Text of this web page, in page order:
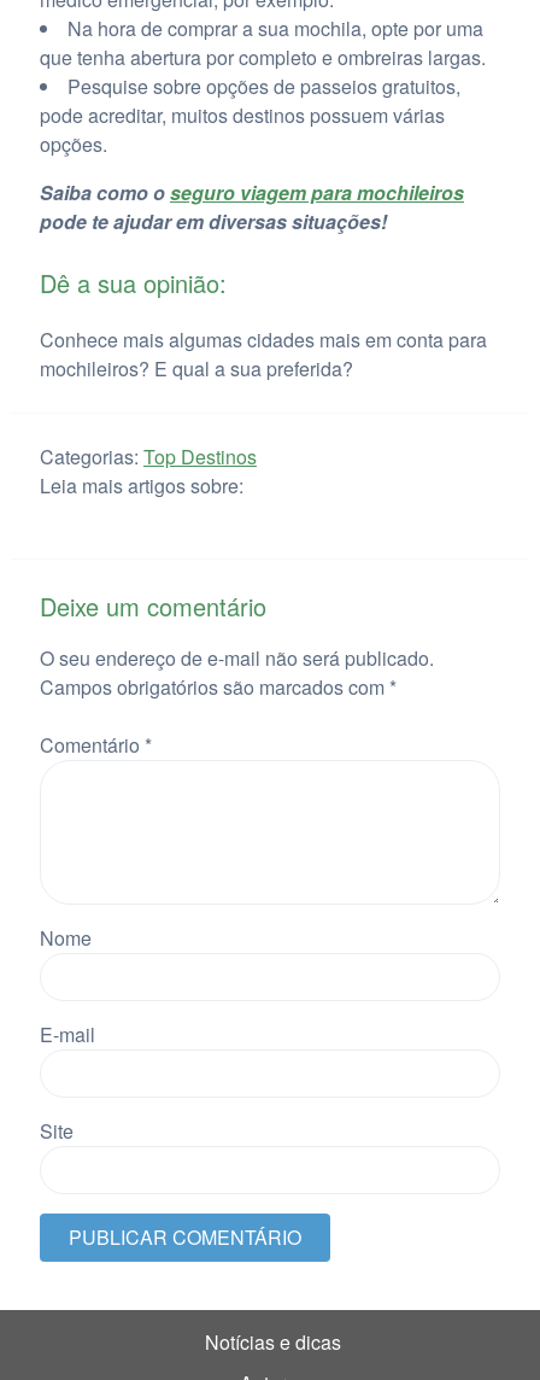
Na hora de comprar a sua mochila, opte por uma
que tenha abertura por completo e ombreiras largas.
Pesquise sobre opções de passeios gratuitos,
pode acreditar, muitos destinos possuem várias
opções.
Saiba como oseguro viagem para mochileiros
pode te ajudar em diversas situações!
Dê a sua opinião:
Conhece mais algumas cidades mais em conta para
mochileiros? E qual a sua preferida?
Categorias: Top Destinos
Leia mais artigos sobre:
Deixe um comentário
O seu endereço de e-mail não será publicado.
Campos obrigatórios são marcados com *
Comentário *
Nome
E-mail
Site
Notícias e dicas